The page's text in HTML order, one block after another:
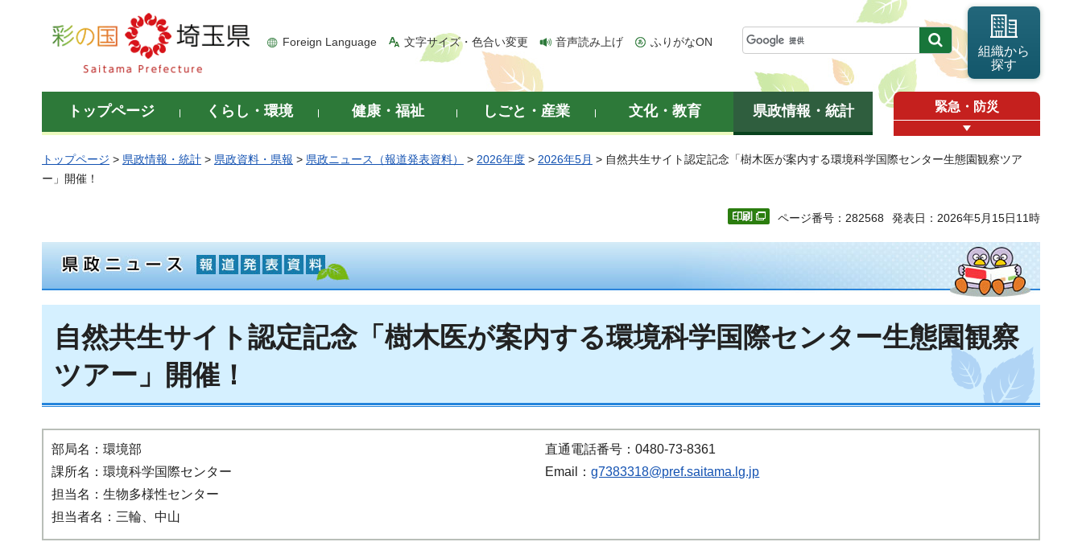
彩の国 埼玉県
Foreign Language 文字サイズ・色合い変更 音声読み上げ ふりがなON
組織から
探す
トップページ くらし・環境 健康・福祉 しごと・産業 文化・教育 県政情報・統計 緊急・防災
トップページ > 県政情報・統計 > 県政資料・県報 > 県政ニュース（報道発表資料） > 2026年度 > 2026年5月 > 自然共生サイト認定記念「樹木医が案内する環境科学国際センター生態園観察ツア
ー」開催！
ページ番号：282568 発表日：2026年5月15日11時
自然共生サイト認定記念「樹木医が案内する環境科学国際センター生態園観察
ツアー」開催！
部局名：環境部
課所名：環境科学国際センター
担当名：生物多様性センター
担当者名：三輪、中山
直通電話番号：0480-73-8361
Email：g7383318@pref.saitama.lg.jp